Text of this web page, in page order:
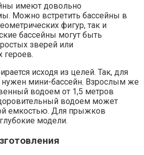
имеют довольно
Можно встретить бассейны в
фигур, так и
бассейны могут быть
зверей или
героев.
исходя из целей. Так, для
нужен мини-бассейн. Взрослым же
водоем от 1,5 метров
водоем может
емкостью. Для прыжков
модели.